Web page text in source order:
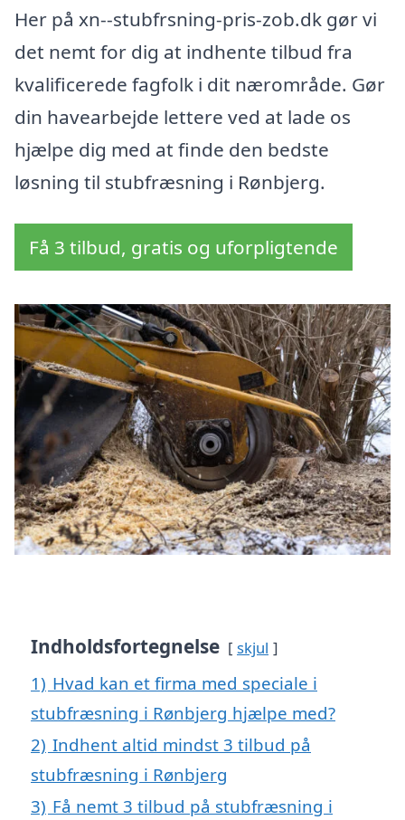
Her på xn--stubfrsning-pris-zob.dk gør vi
det nemt for dig at indhente tilbud fra
kvalificerede fagfolk i dit nærområde. Gør
din havearbejde lettere ved at lade os
hjælpe dig med at finde den bedste
løsning til stubfræsning i Rønbjerg.
Få 3 tilbud, gratis og uforpligtende
Indholdsfortegnelse skjul
1) Hvad kan et firma med speciale i
stubfræsning i Rønbjerg hjælpe med?
2) Indhent altid mindst 3 tilbud på
stubfræsning i Rønbjerg
3) Få nemt 3 tilbud på stubfræsning i